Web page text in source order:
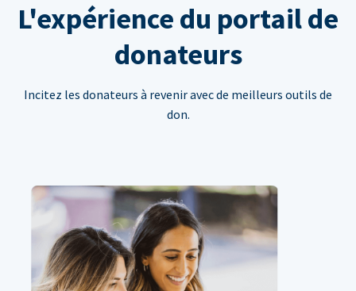
L'expérience du portail de
donateurs
Incitez les donateurs à revenir avec de meilleurs outils de
don.